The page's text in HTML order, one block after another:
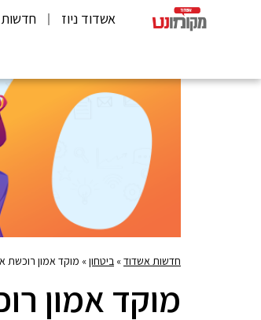
אשדוד ניוז חדשות
חדשות אשדוד» ביטחון» מוקד אמון רוכשת
מוקד אמון